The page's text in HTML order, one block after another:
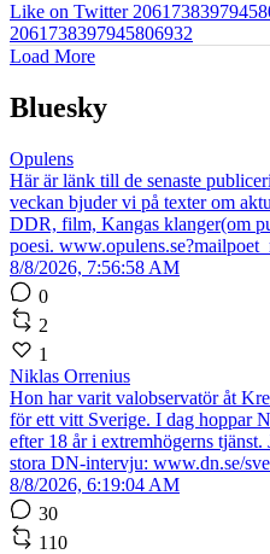
Like on Twitter
2061738397945806932
Load More
Bluesky
Opulens
Här är länk till de senaste
veckan bjuder vi på texter om
DDR, film, Kangas klanger(om
poesi.
8/8/2026, 7:56:58 AM
0
2
1
Niklas Orrenius
Hon har varit valobservatör åt
för ett vitt Sverige. I dag hoppar
efter 18 år i extremhögerns
stora DN-intervju: www.dn.se/
8/8/2026, 6:19:04 AM
30
110